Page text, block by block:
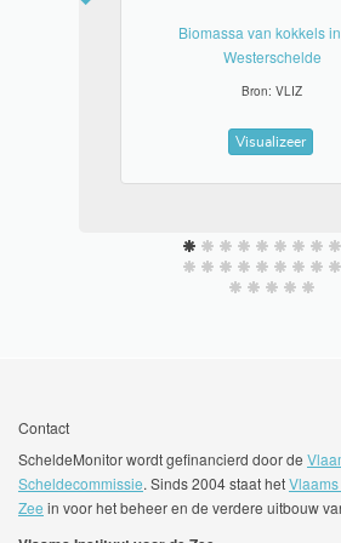
Biomassa van kokkels
Westerschelde
Bron: VLIZ
Visualizeer
Contact
ScheldeMonitor wordt gefinancierd door de
Scheldecommissie. Sinds 2004 staat het
Zee in voor het beheer en de verdere uitbouw